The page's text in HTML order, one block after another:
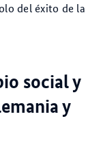
del éxito de la
social y
y